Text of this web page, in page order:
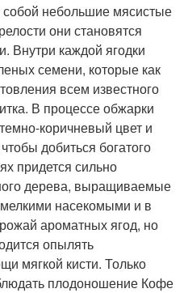
небольшие мясистые
они становятся
Внутри каждой ягодки
семени, которые как
всем известного
В процессе обжарки
коричневый цвет и
добиться богатого
придется сильно
дерева, выращиваемые
насекомыми и в
ароматных ягод, но
опылять
мягкой кисти. Только
плодоношение Кофе